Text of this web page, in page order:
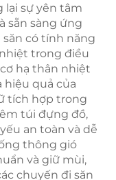
lại sự yên tâm
sẵn sàng ứng
có tính năng
trong điều
hạ thân nhiệt
hiệu quả của
tích hợp trong
túi đựng đồ,
an toàn và dễ
thông gió
và giữ mùi,
chuyến đi săn